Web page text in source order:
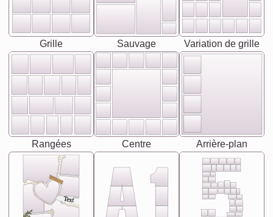
Grille Sauvage Variation de grille
Rangées Centre Arrière-plan
Text